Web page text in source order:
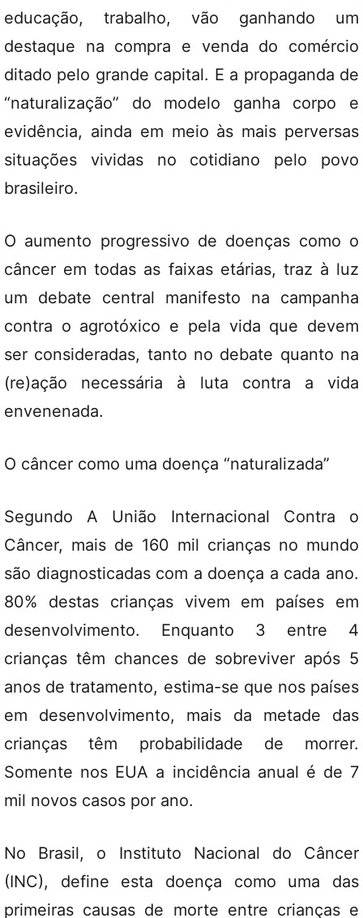
educação, trabalho, vão ganhando um
destaque na compra e venda do comércio
ditado pelo grande capital. E a propaganda de
“naturalização” do modelo ganha corpo e
evidência, ainda em meio às mais perversas
situações vividas no cotidiano pelo povo
brasileiro.
O aumento progressivo de doenças como o
câncer em todas as faixas etárias, traz à luz
um debate central manifesto na campanha
contra o agrotóxico e pela vida que devem
ser consideradas, tanto no debate quanto na
(re)ação necessária à luta contra a vida
envenenada.
O câncer como uma doença “naturalizada”
Segundo A União Internacional Contra o
Câncer, mais de 160 mil crianças no mundo
são diagnosticadas com a doença a cada ano.
80% destas crianças vivem em países em
desenvolvimento. Enquanto 3 entre 4
crianças têm chances de sobreviver após 5
anos de tratamento, estima-se que nos países
em desenvolvimento, mais da metade das
crianças têm probabilidade de morrer.
Somente nos EUA a incidência anual é de 7
mil novos casos por ano.
No Brasil, o Instituto Nacional do Câncer
(INC), define esta doença como uma das
primeiras causas de morte entre crianças e